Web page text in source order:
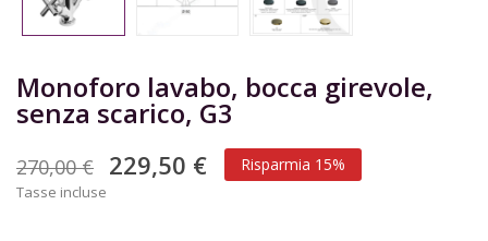
Monoforo lavabo, bocca girevole,
senza scarico, G3
270,00 € 229,50 € Risparmia 15%
Tasse incluse